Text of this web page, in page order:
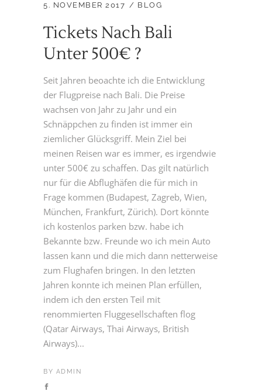
5. NOVEMBER 2017 BLOG
Tickets Nach Bali
Unter 500€ ?
Seit Jahren beoachte ich die Entwicklung
der Flugpreise nach Bali. Die Preise
wachsen von Jahr zu Jahr und ein
Schnäppchen zu finden ist immer ein
ziemlicher Glücksgriff. Mein Ziel bei
meinen Reisen war es immer, es irgendwie
unter 500€ zu schaffen. Das gilt natürlich
nur für die Abflughäfen die für mich in
Frage kommen (Budapest, Zagreb, Wien,
München, Frankfurt, Zürich). Dort könnte
ich kostenlos parken bzw. habe ich
Bekannte bzw. Freunde wo ich mein Auto
lassen kann und die mich dann netterweise
zum Flughafen bringen. In den letzten
Jahren konnte ich meinen Plan erfüllen,
indem ich den ersten Teil mit
renommierten Fluggesellschaften flog
(Qatar Airways, Thai Airways, British
Airways)...
BY ADMIN